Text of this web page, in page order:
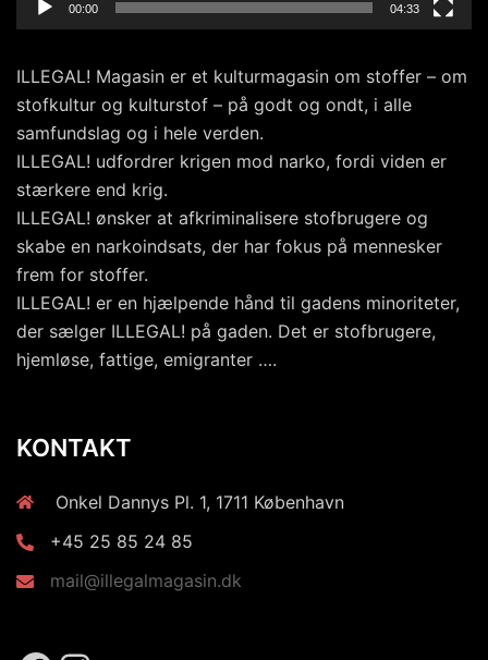
00:00 04:33
ILLEGAL! Magasin er et kulturmagasin om stoffer – om
stofkultur og kulturstof – på godt og ondt, i alle
samfundslag og i hele verden.
ILLEGAL! udfordrer krigen mod narko, fordi viden er
stærkere end krig.
ILLEGAL! ønsker at afkriminalisere stofbrugere og
skabe en narkoindsats, der har fokus på mennesker
frem for stoffer.
ILLEGAL! er en hjælpende hånd til gadens minoriteter,
der sælger ILLEGAL! på gaden. Det er stofbrugere,
hjemløse, fattige, emigranter ….
KONTAKT
Onkel Dannys Pl. 1, 1711 København
+45 25 85 24 85
mail@illegalmagasin.dk